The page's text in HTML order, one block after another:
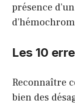
présence
Les 10
Reconnaître
bien des